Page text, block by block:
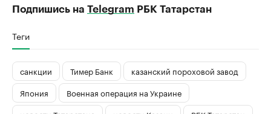
Подпишись на Telegram РБК Татарстан
Теги
санкции Тимер Банк
казанский пороховой завод
Япония
Военная операция на Украине